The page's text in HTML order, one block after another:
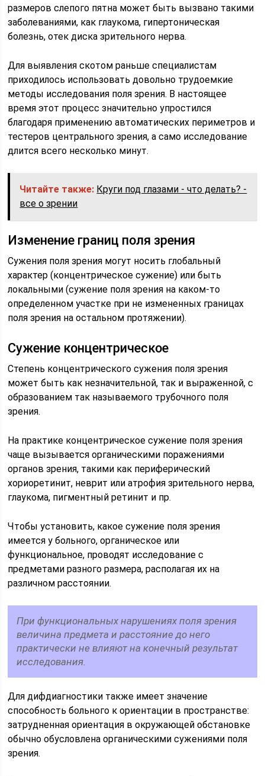
размеров слепого пятна может быть вызвано такими
заболеваниями, как глаукома, гипертоническая
болезнь, отек диска зрительного нерва.
Для выявления скотом раньше специалистам
приходилось использовать довольно трудоемкие
методы исследования поля зрения. В настоящее
время этот процесс значительно упростился
благодаря применению автоматических периметров и
тестеров центрального зрения, а само исследование
длится всего несколько минут.
Читайте также: Круги под глазами - что делать? -
все о зрении
Изменение границ поля зрения
Сужения поля зрения могут носить глобальный
характер (концентрическое сужение) или быть
локальными (сужение поля зрения на каком-то
определенном участке при не измененных границах
поля зрения на остальном протяжении).
Сужение концентрическое
Степень концентрического сужения поля зрения
может быть как незначительной, так и выраженной, с
образованием так называемого трубочного поля
зрения.
На практике концентрическое сужение поля зрения
чаще вызывается органическими поражениями
органов зрения, такими как периферический
хориоретинит, неврит или атрофия зрительного нерва,
глаукома, пигментный ретинит и пр.
Чтобы установить, какое сужение поля зрения
имеется у больного, органическое или
функциональное, проводят исследование с
предметами разного размера, располагая их на
различном расстоянии.
При функциональных нарушениях поля зрения
величина предмета и расстояние до него
практически не влияют на конечный результат
исследования.
Для дифдиагностики также имеет значение
способность больного к ориентации в пространстве:
затрудненная ориентация в окружающей обстановке
обычно обусловлена органическими сужениями поля
зрения.